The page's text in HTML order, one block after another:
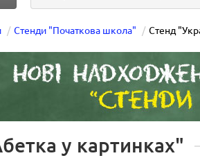
Стенди "Початкова школа" Стенд
у картинках"